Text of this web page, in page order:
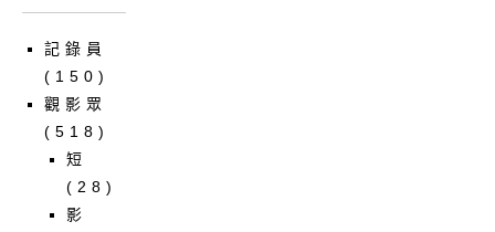
記錄員
(150)
觀影眾
(518)
短
(28)
影